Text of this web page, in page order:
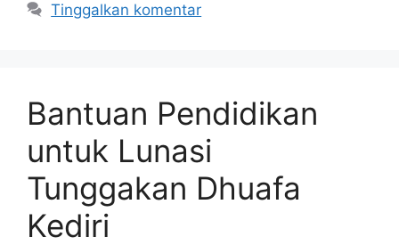
Tinggalkan komentar
Bantuan Pendidikan
untuk Lunasi
Tunggakan Dhuafa
Kediri